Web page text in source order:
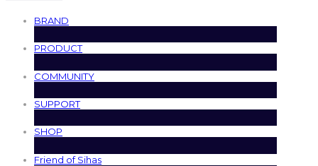
BRAND
PRODUCT
COMMUNITY
SUPPORT
SHOP
Friend of Sihas